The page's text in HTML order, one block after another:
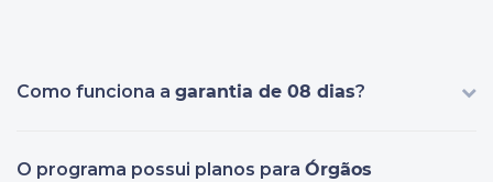
Como funciona a garantia de 08 dias?
O programa possui planos para Órgãos